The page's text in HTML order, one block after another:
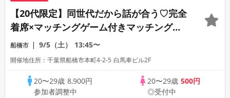
【20代限定】同世代だから話が合う♡完全
着席×マッチングゲーム付きマッチングコ
ン
船橋市 9/5（土） 13:45〜
開催地住所：千葉県船橋市本町4-2-5 白馬車ビル2F
20〜29歳 8,900円
参加者調整中
20〜29歳 500円
◎受付中